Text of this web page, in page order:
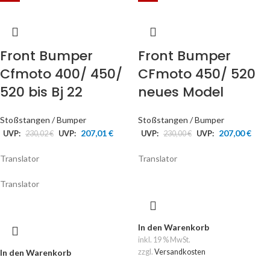
Front Bumper
Cfmoto 400/ 450/
520 bis Bj 22
Stoßstangen / Bumper
UVP: 230,02€ UVP: 207,01€
Translator
Translator
In den Warenkorb
Front Bumper
CFmoto 450/ 520
neues Model
Stoßstangen / Bumper
UVP: 230,00€ UVP: 207,00€
Translator
In den Warenkorb
inkl. 19 % MwSt.
zzgl. Versandkosten